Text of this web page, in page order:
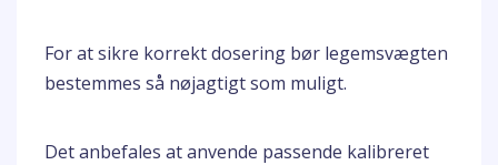
For at sikre korrekt dosering bør legemsvægten
bestemmes så nøjagtigt som muligt.
Det anbefales at anvende passende kalibreret